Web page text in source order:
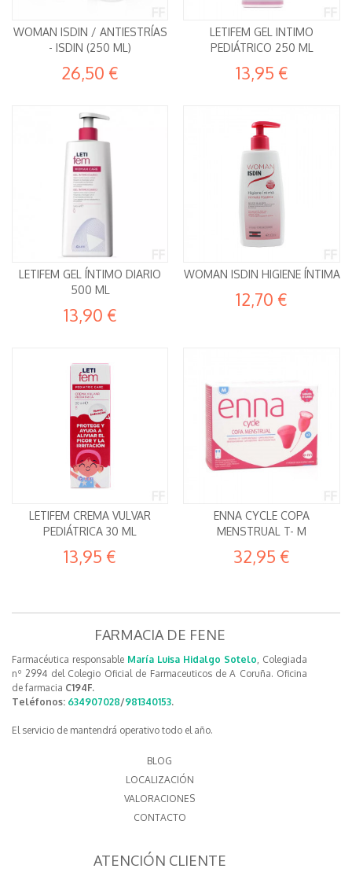
WOMAN ISDIN / ANTIESTRÍAS
- ISDIN (250 ML)
26,50 €
LETIFEM GEL INTIMO
PEDIÁTRICO 250 ML
13,95 €
LETIFEM GEL ÍNTIMO DIARIO
500 ML
13,90 €
WOMAN ISDIN HIGIENE ÍNTIMA
12,70 €
LETIFEM CREMA VULVAR
PEDIÁTRICA 30 ML
13,95 €
ENNA CYCLE COPA
MENSTRUAL T- M
32,95 €
FARMACIA DE FENE
Farmacéutica responsable María Luisa Hidalgo Sotelo, Colegiada
nº 2994 del Colegio Oficial de Farmaceuticos de A Coruña. Oficina
de farmacia C194F.
Teléfonos: 634907028/981340153.
El servicio de mantendrá operativo todo el año.
BLOG
LOCALIZACIÓN
VALORACIONES
CONTACTO
ATENCIÓN CLIENTE